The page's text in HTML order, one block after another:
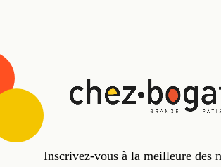
Inscrivez-vous à la meilleure des